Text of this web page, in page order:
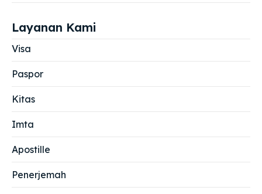
Layanan Kami
Visa
Paspor
Kitas
Imta
Apostille
Penerjemah